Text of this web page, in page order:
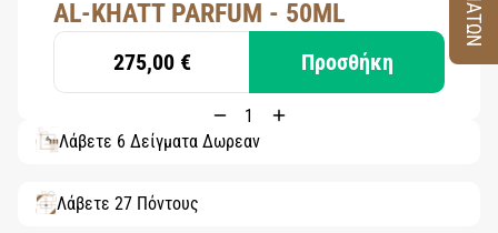
AL-KHATT PARFUM - 50ML
275,00 € Προσθήκη
Λάβετε 6 Δείγματα Δωρεάν
Λάβετε 27 Πόντους